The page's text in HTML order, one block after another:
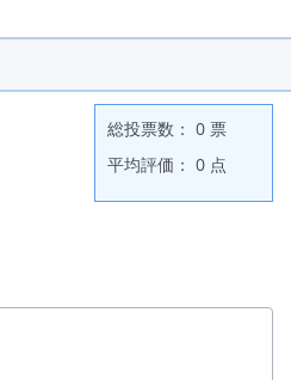
総投票数： 0 票
平均評価： 0 点